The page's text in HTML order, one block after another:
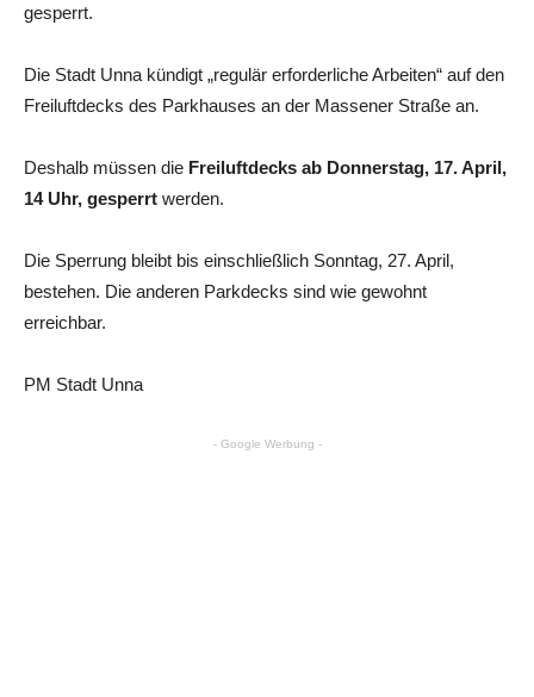
gesperrt.
Die Stadt Unna kündigt „regulär erforderliche Arbeiten“ auf den
Freiluftdecks des Parkhauses an der Massener Straße an.
Deshalb müssen die Freiluftdecks ab Donnerstag, 17. April,
14 Uhr, gesperrt werden.
Die Sperrung bleibt bis einschließlich Sonntag, 27. April,
bestehen. Die anderen Parkdecks sind wie gewohnt
erreichbar.
PM Stadt Unna
- Google Werbung -